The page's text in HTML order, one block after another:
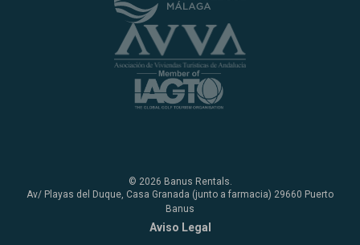
© 2026 Banus Rentals.
Av/ Playas del Duque, Casa Granada (junto a farmacia) 29660 Puerto
Banus
Aviso Legal